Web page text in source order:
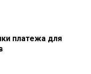
платежа для